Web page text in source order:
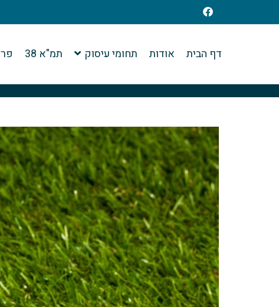
דף הבית אודות תחומי עיסוק תמ"א 38